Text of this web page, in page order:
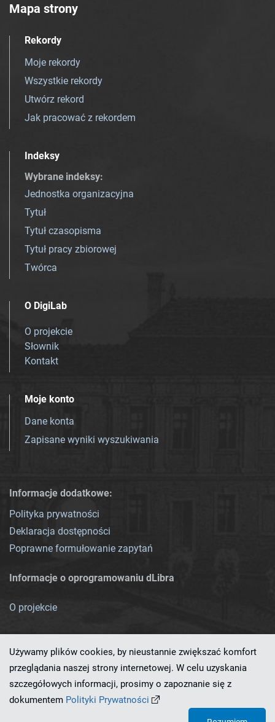
Mapa strony
Rekordy
Moje rekordy
Wszystkie rekordy
Utwórz rekord
Jak pracować z rekordem
Indeksy
Wybrane indeksy:
Jednostka organizacyjna
Tytuł
Tytuł czasopisma
Tytuł pracy zbiorowej
Twórca
O DigiLab
O projekcie
Słownik
Kontakt
Moje konto
Dane konta
Zapisane wyniki wyszukiwania
Informacje dodatkowe:
Polityka prywatności
Deklaracja dostępności
Poprawne formułowanie zapytań
Informacje o oprogramowaniu dLibra
O projekcie
Ten serwis działa dzięki oprogramowaniu
Używamy plików cookies, by nieustannie zwiększać komfort
przeglądania naszej strony internetowej. W celu uzyskania
szczegółowych informacji, prosimy o zapoznanie się z
dokumentem Polityki Prywatności